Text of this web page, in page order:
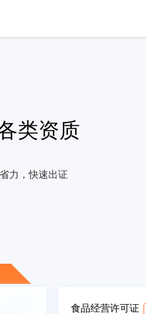
类资质
力，快速出证
食品经营许可证